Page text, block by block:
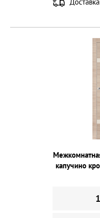
капучино